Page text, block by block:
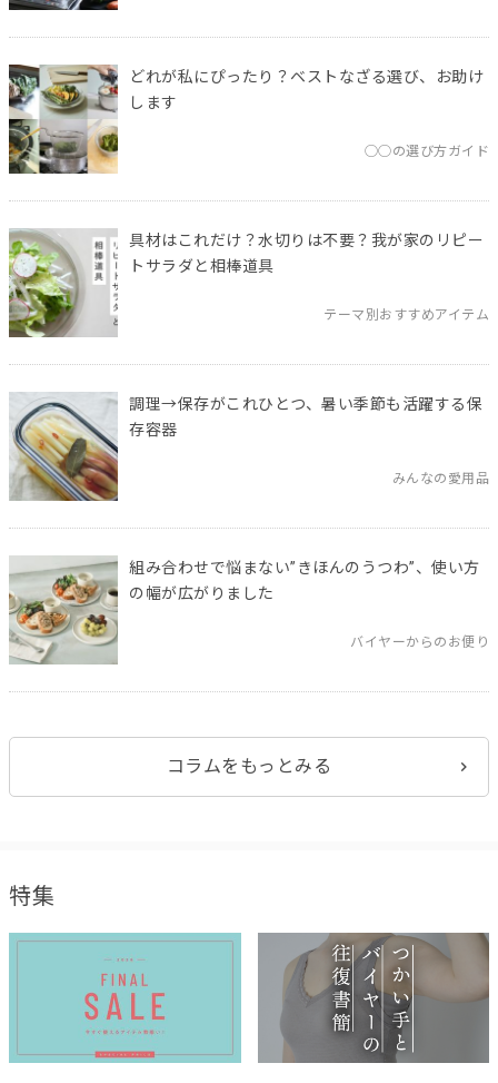
どれが私にぴったり？ベストなざる選び、お助け
します
◯◯の選び方ガイド
具材はこれだけ？水切りは不要？我が家のリピー
トサラダと相棒道具
テーマ別おすすめアイテム
調理→保存がこれひとつ、暑い季節も活躍する保
存容器
みんなの愛用品
組み合わせで悩まない”きほんのうつわ”、使い方
の幅が広がりました
バイヤーからのお便り
コラムをもっとみる
特集